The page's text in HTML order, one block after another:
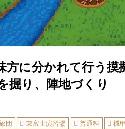
方に分かれて行う摸
掘り、陣地づくり
団 東富士演習場 普通科 機